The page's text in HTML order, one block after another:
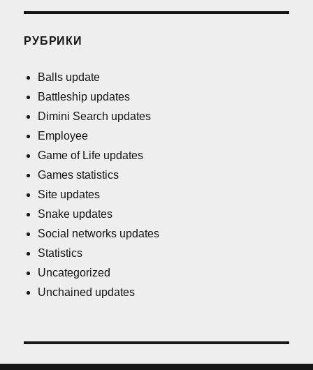
РУБРИКИ
Balls update
Battleship updates
Dimini Search updates
Employee
Game of Life updates
Games statistics
Site updates
Snake updates
Social networks updates
Statistics
Uncategorized
Unchained updates